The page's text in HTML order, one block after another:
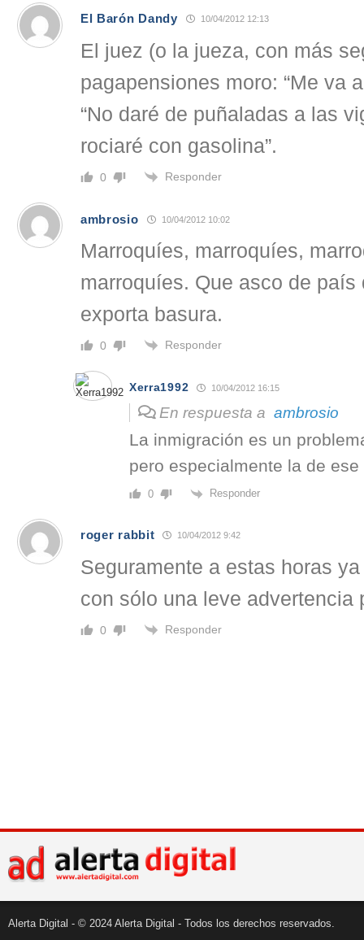
El Barón Dandy 10/04/2012 12:13
El juez (o la jueza, con más
pagapensiones moro: “Me va
“No daré de puñaladas a las
rociaré con gasolina”.
0 Responder
ambrosio 10/04/2012 10:02
Marroquíes, marroquíes,
marroquíes. Que asco de país
exporta basura.
0 Responder
Xerra1992 10/04/2012 16:15
En respuesta a ambrosio
La inmigración es un
pero especialmente la de
0 Responder
roger rabbit 10/04/2012 9:42
Seguramente a estas horas
con sólo una leve advertencia
0 Responder
Alerta Digital - © 2024 Alerta Digital - Todos los derechos reservados.